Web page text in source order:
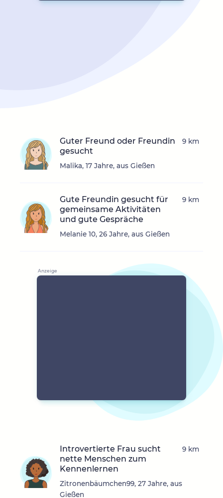
Guter Freund oder Freundin
gesucht
Malika, 17 Jahre, aus Gießen
9 km
Gute Freundin gesucht für
gemeinsame Aktivitäten
und gute Gespräche
Melanie 10, 26 Jahre, aus Gießen
9 km
Introvertierte Frau sucht
nette Menschen zum
Kennenlernen
Zitronenbäumchen99, 27 Jahre, aus
Gießen
9 km